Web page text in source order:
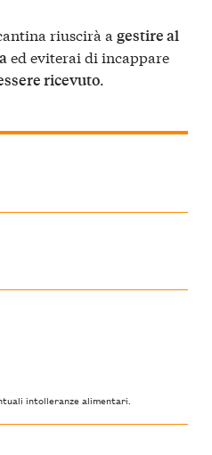
riuscirà a gestire al
ed eviterai di incappare
ricevuto.
intolleranze alimentari.